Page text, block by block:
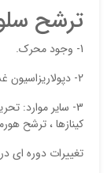
ترشح
1- وجود محرك.
2- دپولاريزاسيون غشا و افزايش كلسيم داخل سلولي
كينازها ، ترشح
تغييرات دوره اي